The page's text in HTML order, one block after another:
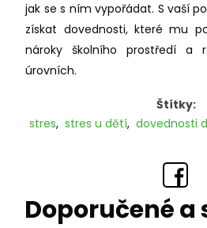
jak se s ním vypořádat. S vaší
získat dovednosti, které mu
nároky školního prostředí a
úrovních.
Štítky:
stres, stres u dětí, dovednosti
Doporučené a